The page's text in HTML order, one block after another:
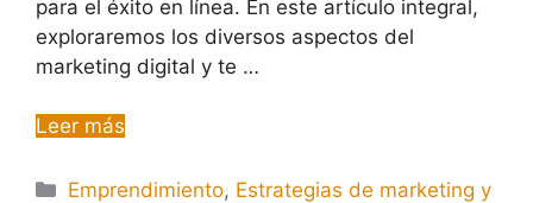
para el éxito en línea. En este artículo integral,
exploraremos los diversos aspectos del
marketing digital y te …
Leer más
Emprendimiento, Estrategias de marketing y